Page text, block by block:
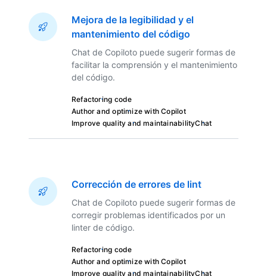
Mejora de la legibilidad y el
mantenimiento del código
Chat de Copiloto puede sugerir formas de
facilitar la comprensión y el mantenimiento
del código.
Refactoring code
Author and optimize with Copilot
Improve quality and maintainabilityChat
Corrección de errores de lint
Chat de Copiloto puede sugerir formas de
corregir problemas identificados por un
linter de código.
Refactoring code
Author and optimize with Copilot
Improve quality and maintainabilityChat